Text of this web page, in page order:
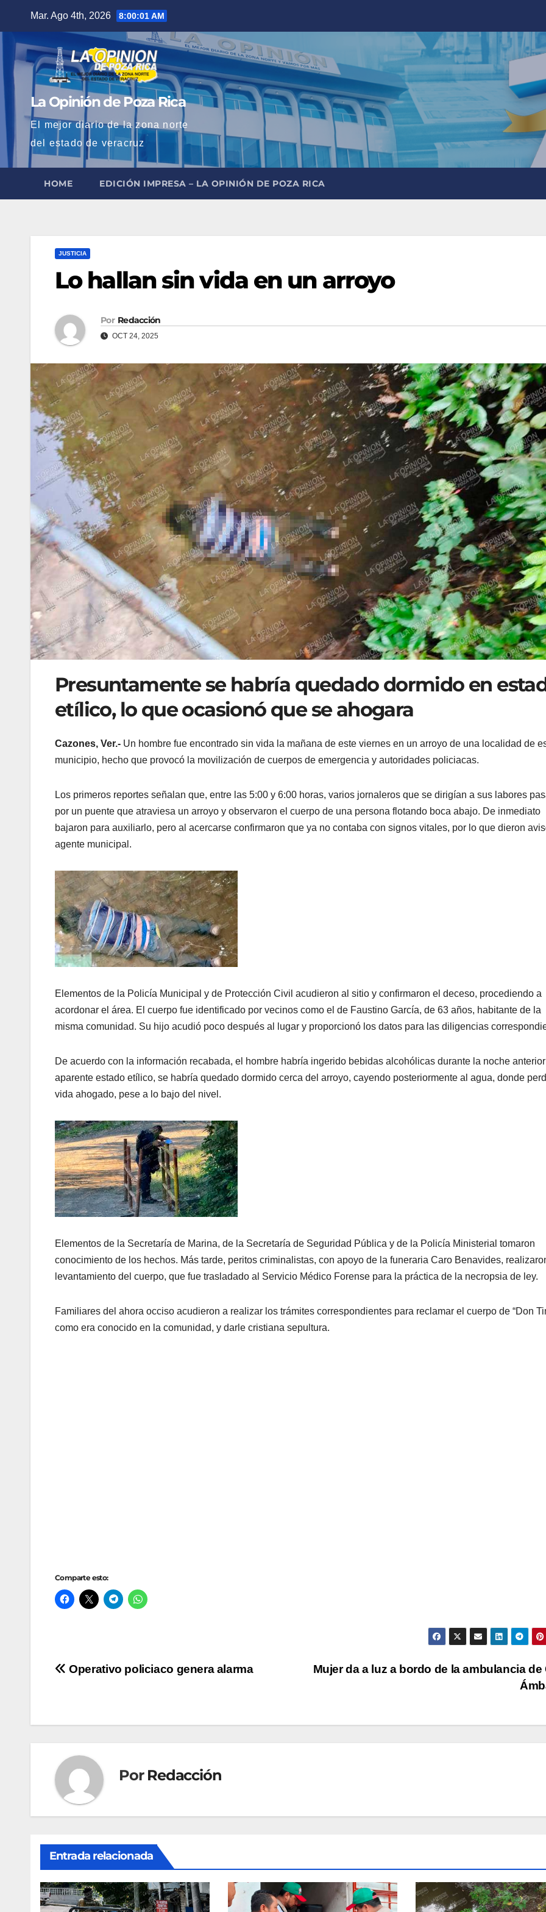
contenido
Mar. Ago 4th, 2026 8:00:03 AM
La Opinión de Poza Rica
El mejor diario de la zona norte
del estado de veracruz
HOME EDICIÓN IMPRESA – LA OPINIÓN DE POZA RICA
JUSTICIA
Lo hallan sin vida en un arroyo
Por Redacción
OCT 24, 2025
Presuntamente se habría quedado dormido en
etílico, lo que ocasionó que se ahogara
Cazones, Ver.- Un hombre fue encontrado sin vida la mañana de este viernes en un arroyo de una localidad de
municipio, hecho que provocó la movilización de cuerpos de emergencia y autoridades policiacas.
Los primeros reportes señalan que, entre las 5:00 y 6:00 horas, varios jornaleros que se dirigían a sus labores
por un puente que atraviesa un arroyo y observaron el cuerpo de una persona flotando boca abajo. De inmediato
bajaron para auxiliarlo, pero al acercarse confirmaron que ya no contaba con signos vitales, por lo que dieron
agente municipal.
Elementos de la Policía Municipal y de Protección Civil acudieron al sitio y confirmaron el deceso, procediendo a
acordonar el área. El cuerpo fue identificado por vecinos como el de Faustino García, de 63 años, habitante de la
misma comunidad. Su hijo acudió poco después al lugar y proporcionó los datos para las diligencias
De acuerdo con la información recabada, el hombre habría ingerido bebidas alcohólicas durante la noche anterior
aparente estado etílico, se habría quedado dormido cerca del arroyo, cayendo posteriormente al agua, donde
vida ahogado, pese a lo bajo del nivel.
Elementos de la Secretaría de Marina, de la Secretaría de Seguridad Pública y de la Policía Ministerial tomaron
conocimiento de los hechos. Más tarde, peritos criminalistas, con apoyo de la funeraria Caro Benavides,
levantamiento del cuerpo, que fue trasladado al Servicio Médico Forense para la práctica de la necropsia de ley.
Familiares del ahora occiso acudieron a realizar los trámites correspondientes para reclamar el cuerpo de “Don
como era conocido en la comunidad, y darle cristiana sepultura.
Comparte esto:
Navegación
entradas
Mujer da a luz a bordo de la ambulancia de
Operativo policiaco genera alarma
Por Redacción
Entrada relacionada